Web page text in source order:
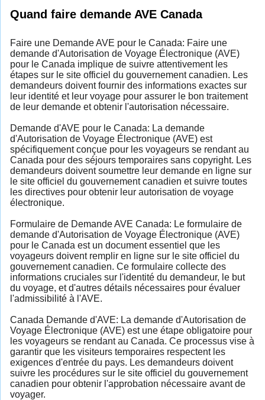
Quand faire demande AVE Canada
Faire une Demande AVE pour le Canada: Faire une
demande d'Autorisation de Voyage Électronique (AVE)
pour le Canada implique de suivre attentivement les
étapes sur le site officiel du gouvernement canadien. Les
demandeurs doivent fournir des informations exactes sur
leur identité et leur voyage pour assurer le bon traitement
de leur demande et obtenir l'autorisation nécessaire.
Demande d'AVE pour le Canada: La demande
d'Autorisation de Voyage Électronique (AVE) est
spécifiquement conçue pour les voyageurs se rendant au
Canada pour des séjours temporaires sans copyright. Les
demandeurs doivent soumettre leur demande en ligne sur
le site officiel du gouvernement canadien et suivre toutes
les directives pour obtenir leur autorisation de voyage
électronique.
Formulaire de Demande AVE Canada: Le formulaire de
demande d'Autorisation de Voyage Électronique (AVE)
pour le Canada est un document essentiel que les
voyageurs doivent remplir en ligne sur le site officiel du
gouvernement canadien. Ce formulaire collecte des
informations cruciales sur l'identité du demandeur, le but
du voyage, et d'autres détails nécessaires pour évaluer
l'admissibilité à l'AVE.
Canada Demande d'AVE: La demande d'Autorisation de
Voyage Électronique (AVE) est une étape obligatoire pour
les voyageurs se rendant au Canada. Ce processus vise à
garantir que les visiteurs temporaires respectent les
exigences d'entrée du pays. Les demandeurs doivent
suivre les procédures sur le site officiel du gouvernement
canadien pour obtenir l'approbation nécessaire avant de
voyager.